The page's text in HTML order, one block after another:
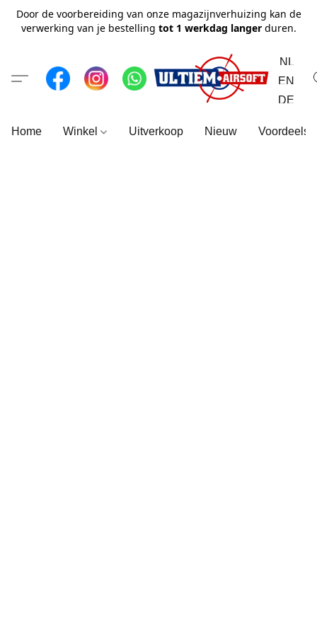
Door de voorbereiding van onze magazijnverhuizing kan de
verwerking van je bestelling tot 1 werkdag langerduren.
NL
EN
DE
Home Winkel Uitverkoop Nieuw